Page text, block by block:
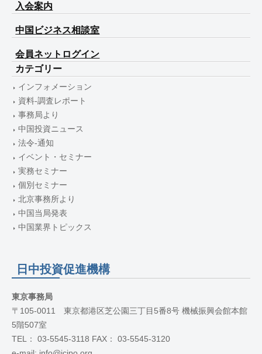
入会案内
中国ビジネス相談室
会員ネットログイン
カテゴリー
インフォメーション
資料-調査レポート
事務局より
中国投資ニュース
法令-通知
イベント・セミナー
実務セミナー
個別セミナー
北京事務所より
中国当局発表
中国業界トピックス
日中投資促進機構
東京事務局
〒105-0011 東京都港区芝公園三丁目5番8号 機械振興会館本館
5階507室
TEL： 03-5545-3118 FAX： 03-5545-3120